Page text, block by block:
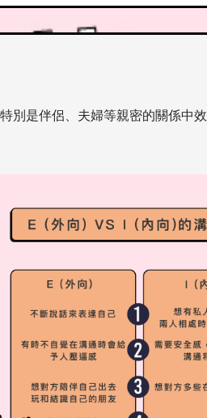
別是伴侶、夫婦等親密的關係中